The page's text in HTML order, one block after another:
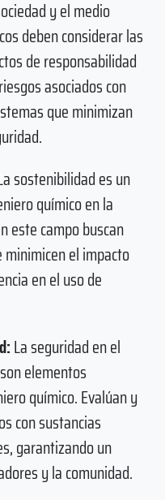
y el medio
deben considerar las
de responsabilidad
asociados con
que minimizan
sostenibilidad es un
químico en la
este campo buscan
el impacto
en el uso de
La seguridad en el
elementos
químico. Evalúan y
con sustancias
garantizando un
y la comunidad.